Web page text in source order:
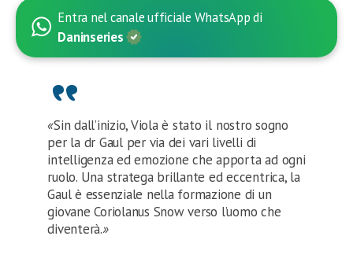
Entra nel canale ufficiale WhatsApp di
Daninseries
«Sin dall’inizio, Viola è stato il nostro sogno
per la dr Gaul per via dei vari livelli di
intelligenza ed emozione che apporta ad ogni
ruolo. Una stratega brillante ed eccentrica, la
Gaul è essenziale nella formazione di un
giovane Coriolanus Snow verso l’uomo che
diventerà.»